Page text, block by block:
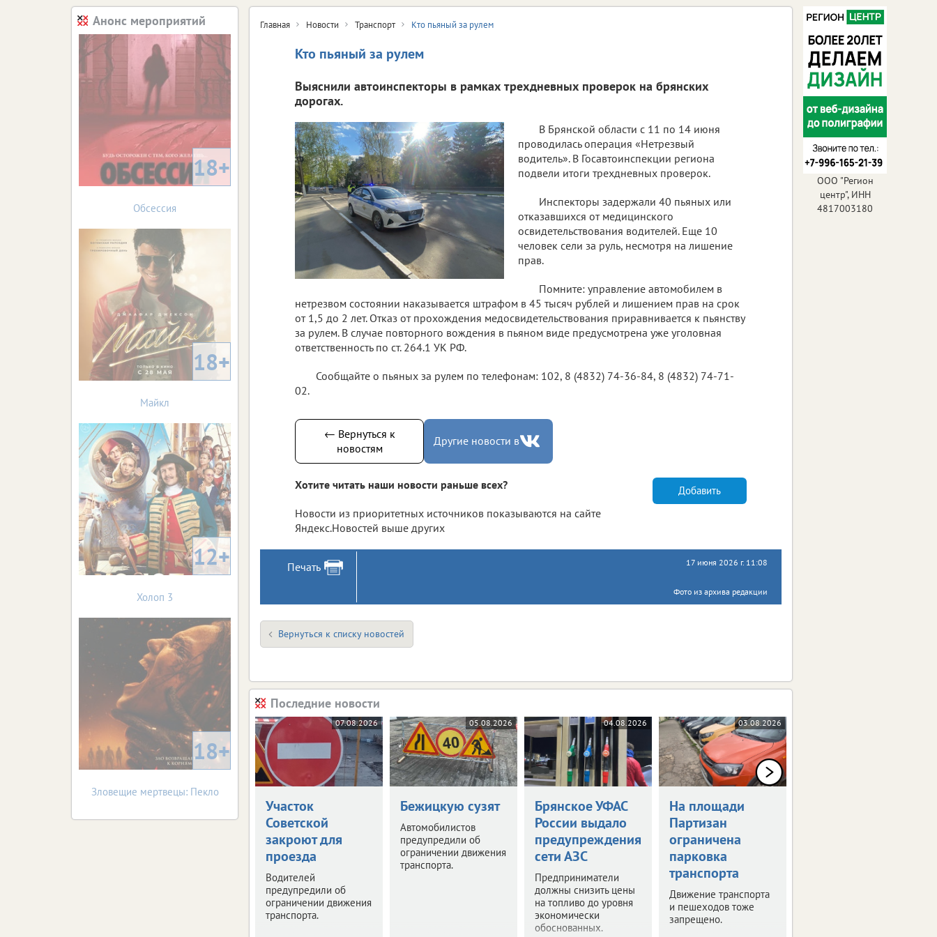
Главная Новости Транспорт Кто пьяный за рулем
Кто пьяный за рулем
Выяснили автоинспекторы в рамках трехдневных проверок на брянских
дорогах.
В Брянской области с 11 по 14 июня
проводилась операция «Нетрезвый
водитель». В Госавтоинспекции региона
подвели итоги трехдневных проверок.
Инспекторы задержали 40 пьяных или
отказавшихся от медицинского
освидетельствования водителей. Еще 10
человек сели за руль, несмотря на лишение
прав.
Помните: управление автомобилем в
нетрезвом состоянии наказывается штрафом в 45 тысяч рублей и лишением прав на срок
от 1,5 до 2 лет. Отказ от прохождения медосвидетельствования приравнивается к пьянству
за рулем. В случае повторного вождения в пьяном виде предусмотрена уже уголовная
ответственность по ст. 264.1 УК РФ.
Сообщайте о пьяных за рулем по телефонам: 102, 8 (4832) 74-36-84, 8 (4832) 74-71-
02.
← Вернуться к
новостям
Другие новости в
Хотите читать наши новости раньше всех?
Новости из приоритетных источников показываются на сайте
Яндекс.Новостей выше других
Добавить
Печать 17 июня 2026 г. 11:08
Фото из архива редакции
Вернуться к списку новостей
Последние новости
07.08.2026
Участок
Советской
закроют для
проезда
Водителей
предупредили об
ограничении движения
транспорта.
05.08.2026
Бежицкую сузят
Автомобилистов
предупредили об
ограничении движения
транспорта.
04.08.2026
Брянское УФАС
России выдало
предупреждения
сети АЗС
Предприниматели
должны снизить цены
на топливо до уровня
экономически
обоснованных.
03.08.2026
На площади
Партизан
ограничена
парковка
транспорта
Движение транспорта
и пешеходов тоже
запрещено.
Анонс мероприятий
18+
Обсессия
18+
Майкл
12+
Холоп 3
18+
Зловещие мертвецы: Пекло
ООО "Регион
центр", ИНН
4817003180